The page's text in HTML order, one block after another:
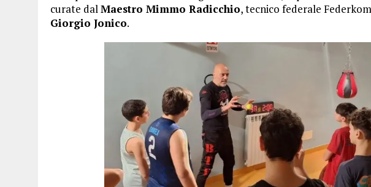
curate dalMaestro Mimmo Radicchio, tecnico federale
Giorgio Jonico.